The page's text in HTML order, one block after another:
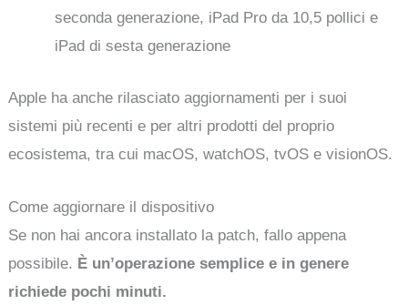
seconda generazione, iPad Pro da 10,5 pollici e
iPad di sesta generazione
Apple ha anche rilasciato aggiornamenti per i suoi
sistemi più recenti e per altri prodotti del proprio
ecosistema, tra cui macOS, watchOS, tvOS e visionOS.
Come aggiornare il dispositivo
Se non hai ancora installato la patch, fallo appena
possibile. È un’operazione semplice e in genere
richiede pochi minuti.